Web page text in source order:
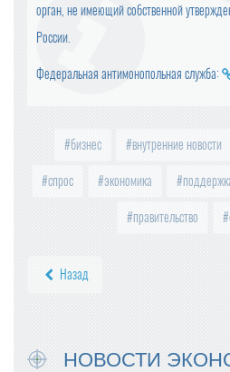
орган, не имеющий собственной
России.
Федеральная антимонопольная служба:
бизнес внутренние новости
спрос экономика
правительство
Назад
НОВОСТИ